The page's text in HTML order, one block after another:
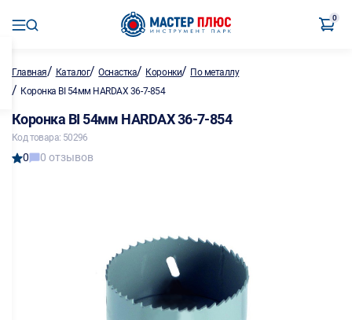
0
Главная/ Каталог/Оснастка/ Коронки/ По металлу
/ Коронка BI 54мм HARDAX 36-7-854
Коронка BI 54мм HARDAX 36-7-854
Код товара: 50296
0 0 отзывов